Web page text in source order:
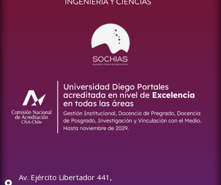
Av. Ejército Libertador 441,